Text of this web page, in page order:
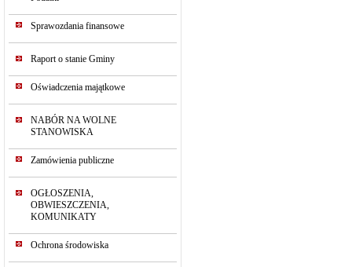
Sprawozdania finansowe
Raport o stanie Gminy
Oświadczenia majątkowe
NABÓR NA WOLNE
STANOWISKA
Zamówienia publiczne
OGŁOSZENIA,
OBWIESZCZENIA,
KOMUNIKATY
Ochrona środowiska